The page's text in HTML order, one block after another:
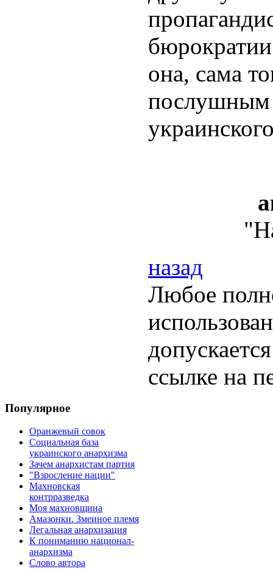
она, сама
послушным
назад
Любое
ссылке на
Популярное
Оранжевый совок
Социальная база
украинского анархизма
Зачем анархистам партия
"Взросление нации"
Махновская
контрразведка
Моя махновщина
Амазонки. Змеиное племя
Легальная анархизация
К пониманию национал-
анархизма
Слово автора